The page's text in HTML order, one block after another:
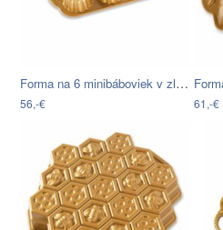
Forma na 6 minibáboviek v zlatej farbe…
56,-€ 61,-€